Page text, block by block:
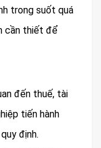
trong suốt quá
cần thiết để
đến thuế, tài
tiến hành
định.